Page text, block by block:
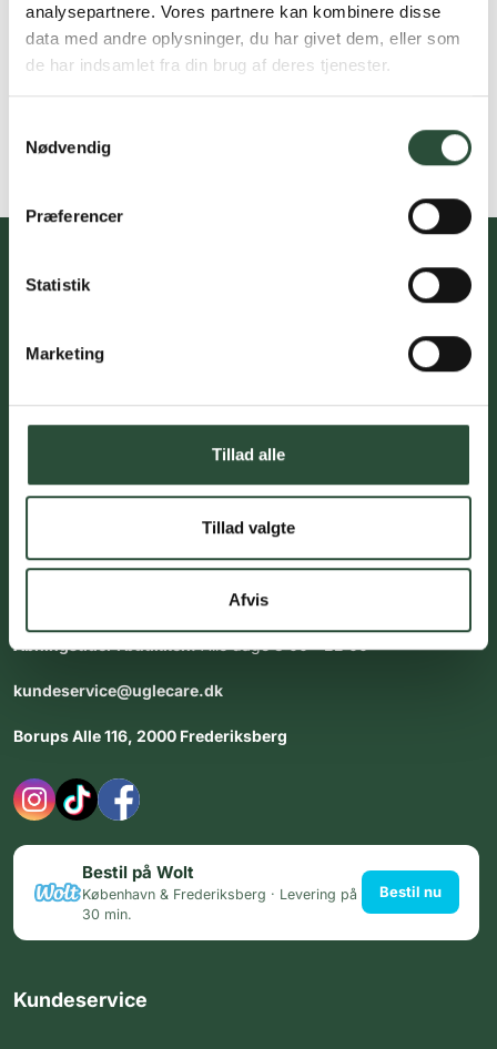
analysepartnere. Vores partnere kan kombinere disse
data med andre oplysninger, du har givet dem, eller som
de har indsamlet fra din brug af deres tjenester.
Nødvendig
Præferencer
Statistik
Marketing
Tillad alle
Tillad valgte
Afvis
rådgivning
Vores team af uddannede medarbejdere står klar til at hjælpe
Åbningstider i butikken:Alle dage 8:00 - 22:00
kundeservice@uglecare.dk
Borups Alle 116, 2000 Frederiksberg
Bestil på Wolt
København & Frederiksberg · Levering på
30 min.
Bestil nu
Kundeservice